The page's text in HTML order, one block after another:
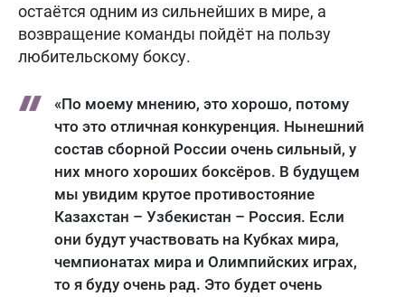
остаётся одним из сильнейших в мире, а
возвращение команды пойдёт на пользу
любительскому боксу.
«По моему мнению, это хорошо, потому
что это отличная конкуренция. Нынешний
состав сборной России очень сильный, у
них много хороших боксёров. В будущем
мы увидим крутое противостояние
Казахстан – Узбекистан – Россия. Если
они будут участвовать на Кубках мира,
чемпионатах мира и Олимпийских играх,
то я буду очень рад. Это будет очень